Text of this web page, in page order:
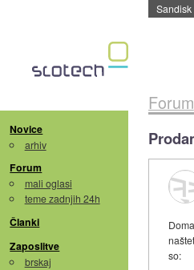
Sandisk
Novice
arhiv
Forum
mali oglasi
teme zadnjih 24h
Članki
Zaposlitve
brskaj
Forum
so: